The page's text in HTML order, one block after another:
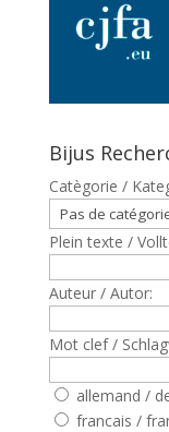
Bijus
Catègorie /
Plein texte /
Auteur / Autor:
Mot clef /
allemand /
francais /